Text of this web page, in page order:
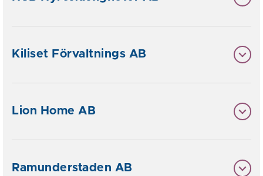
Kiliset Förvaltnings AB
Lion Home AB
Ramunderstaden AB